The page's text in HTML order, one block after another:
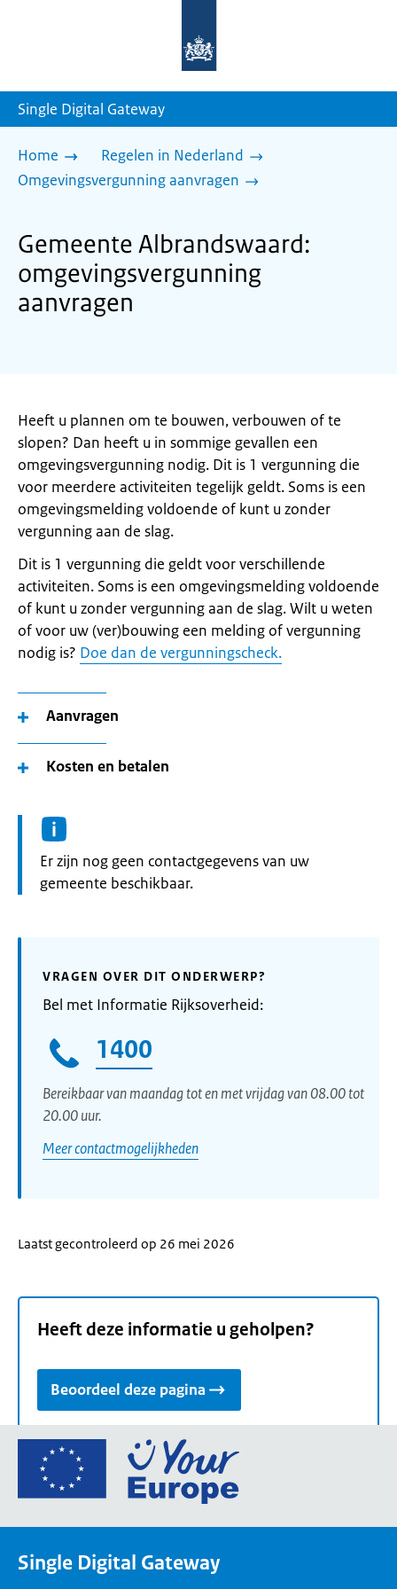
homepage
Single Digital Gateway
Home
Regelen in Nederland
Omgevingsvergunning aanvragen
Gemeente Albrandswaard:
omgevingsvergunning
aanvragen
Heeft u plannen om te bouwen, verbouwen of te
slopen? Dan heeft u in sommige gevallen een
omgevingsvergunning nodig. Dit is 1 vergunning die
voor meerdere activiteiten tegelijk geldt. Soms is een
omgevingsmelding voldoende of kunt u zonder
vergunning aan de slag.
Dit is 1 vergunning die geldt voor verschillende
activiteiten. Soms is een omgevingsmelding voldoende
of kunt u zonder vergunning aan de slag. Wilt u weten
of voor uw (ver)bouwing een melding of vergunning
nodig is? Doe dan de vergunningscheck.
Aanvragen
Kosten en betalen
Informatie:
Er zijn nog geen contactgegevens van uw
gemeente beschikbaar.
VRAGEN OVER DIT ONDERWERP?
Bel met Informatie Rijksoverheid:
1400
Bereikbaar van maandag tot en met vrijdag van 08.00 tot
20.00 uur.
Meer contactmogelijkheden
Laatst gecontroleerd op 26 mei 2026
Heeft deze informatie u geholpen?
Beoordeel deze pagina
Ga
de
Single Digital Gateway